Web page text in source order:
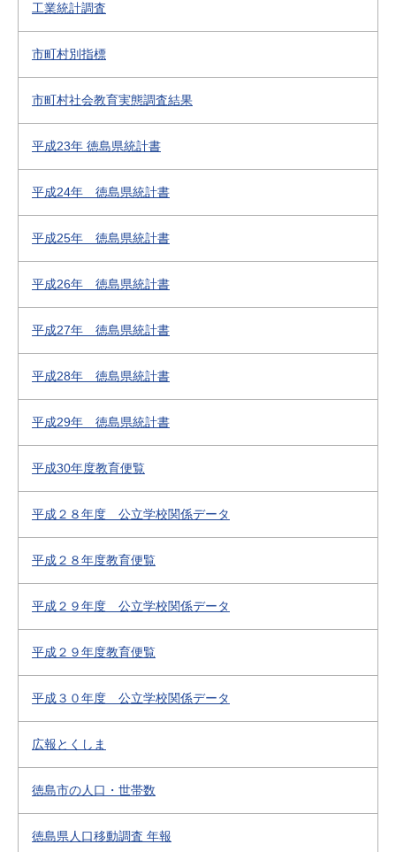
工業統計調査
市町村別指標
市町村社会教育実態調査結果
平成23年 徳島県統計書
平成24年 徳島県統計書
平成25年 徳島県統計書
平成26年 徳島県統計書
平成27年 徳島県統計書
平成28年 徳島県統計書
平成29年 徳島県統計書
平成30年度教育便覧
平成２８年度 公立学校関係データ
平成２８年度教育便覧
平成２９年度 公立学校関係データ
平成２９年度教育便覧
平成３０年度 公立学校関係データ
広報とくしま
徳島市の人口・世帯数
徳島県人口移動調査 年報